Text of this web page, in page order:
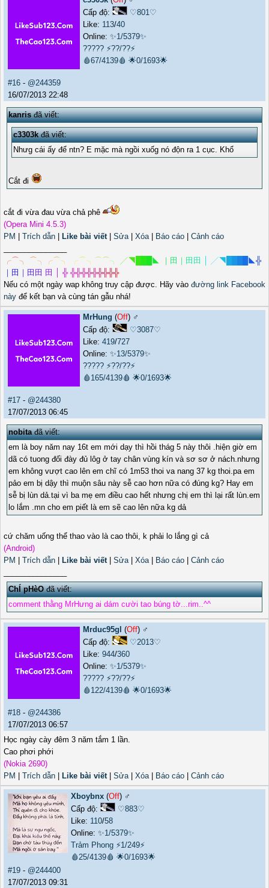
Cấp độ:
♡801♡
Like: 113/40
Online: ✨1/5379✨
????? ⚡??/??⚡
🩸67/4139🩸 🌟0/1693🌟
#16 - @244359
16/07/2013 22:48
kanrisđã viết:
c3303kđã viết:
Nhưg cái ấy để ntn? E mặc mà ngồi xuốg nó độn ra 1 cục. Khổ
Cắt đi
cắt đi vừa đau vừa chả phê
(Opera Mini 4.5.3)
PM
Trích dẫn Like bài viết| Sửa| Xóa| Báo cáo
Cảnh cáo
╭⌒╮ ⌒╮ ╭⌒╮ ╭⌒╮ ⌒⌒╮ ╱◥ ◣ ｜ 田 ｜ 田 田 ╱◥ ◣╬
｜ 田 ｜ 田 田 田 ╬ ╬╬╬╬╬╬╬╬╬
Nếu có một ngày wap không truy cập được. Hãy vào đường link Facebook
này để kết bạn và cùng tán gẫu nhá!
MrHung (Off) ♂️
Cấp độ:
♡3087♡
Like: 419/727
Online: ✨13/5379✨
????? ⚡??/??⚡
🩸165/4139🩸 🌟0/1693🌟
#17 - @244380
17/07/2013 06:45
nobitađã viết:
em là boy năm nay 16t em mới dạy thì hồi thág 5 này thôi .hiện giờ em
dã có tuong đối đày đủ lôg ở tay chân vùng kín và sơ sơ ở nách.nhưng
em không vượt cao lên em chĩ có 1m53 thoi va nang 37 kg thoi.pa em
pảo em bị dậy thì muộn sâu này sễ cao hơn nữa có đúng kg? Hay em
sễ bị lùn dả.tại vì ba mẹ em điều cao hết nhưng chị em thì lại rất lùn.em
lo lắm .mn cho em piết là em sẽ cao lên nữa kg dả
cứ chăm uống thể thao vào là cao thôi, k phải lo lắng gì cả
(Android)
PM
Trích dẫn Like bài viết| Sửa| Xóa| Báo cáo
Cảnh cáo
ChÍ pHèOđã viết:
comment thằng MrHưng ai dám cười tao búng tờ...rim..^^
Mrduc95gl (Off) ♂️
Cấp độ:
♡2013♡
Like: 944/360
Online: ✨1/5379✨
????? ⚡??/??⚡
🩸122/4139🩸 🌟0/1693🌟
#18 - @244386
17/07/2013 06:57
Học ngày cày đêm 3 năm tắm 1 lần.
Cao phơi phới
(Nokia 2690)
PM
Trích dẫn Like bài viết| Sửa| Xóa| Báo cáo Cảnh cáo
Xboybnx (Off) ♂️
Cấp độ:
♡883♡
Like: 110/58
Online: ✨1/5379✨
Trảm Phong ⚡1/249⚡
🩸25/4139🩸 🌟0/1693🌟
#19 - @244400
17/07/2013 09:31